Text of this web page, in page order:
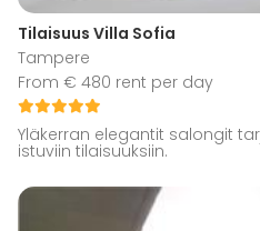
Tilaisuus Villa Sofia
Tampere
From € 480 rent per day
Yläkerran elegantit salongit
istuviin tilaisuuksiin.